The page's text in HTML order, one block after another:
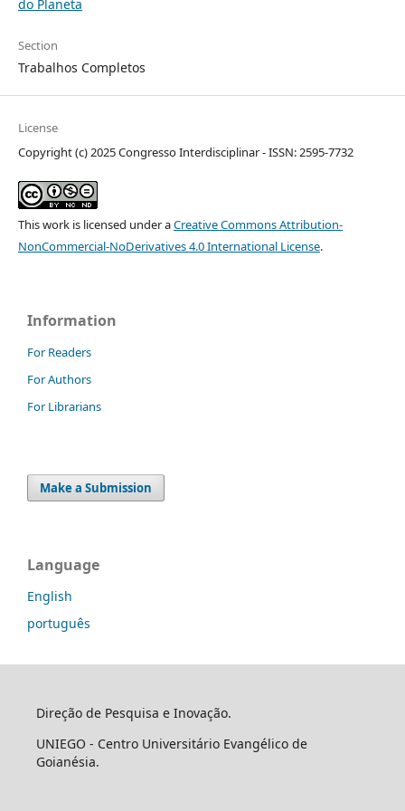
do Planeta
Section
Trabalhos Completos
License
Copyright (c) 2025 Congresso Interdisciplinar - ISSN: 2595-7732
This work is licensed under aCreative Commons Attribution-
NonCommercial-NoDerivatives 4.0 International License.
Information
For Readers
For Authors
For Librarians
Make a Submission
Language
English
português
Direção de Pesquisa e Inovação.
UNIEGO - Centro Universitário Evangélico de
Goianésia.